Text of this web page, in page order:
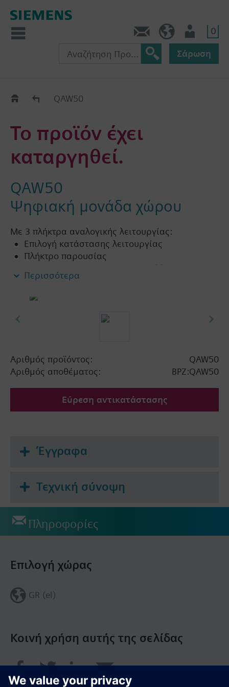
0
Σάρωση
Old2NewQAW50
Το προϊόν έχει
καταργηθεί.
QAW50
Ψηφιακή μονάδα χώρου
Με 3 πλήκτρα αναλογικής λειτουργίας:
Επιλογή κατάστασης λειτουργίας
Πλήκτρο παρουσίας
Περιστροφικός διακόπτης για αλλαγή σημείου
ρύθμισης
Περισσότερα
Αριθμός προϊόντος:
QAW50
Αριθμός αποθέματος:
BPZ:QAW50
Εύρεση αντικατάστασης
Έγγραφα
Τεχνική σύνοψη
Πληροφορίες
Κοινή χρήση αυτής της σελίδας
Επιλογή χώρας
GR (el)